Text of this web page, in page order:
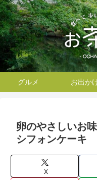
グルメ お出か
卵のやさしいお
シフォンケーキ
X